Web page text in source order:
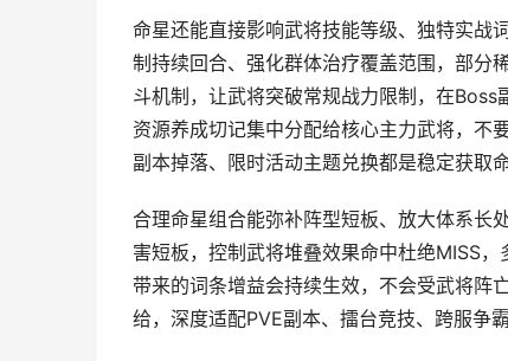
命星还能直接影响武将技能等级、独特实战
制持续回合、强化群体治疗覆盖范围，部分
斗机制，让武将突破常规战力限制，在Boss
资源养成切记集中分配给核心主力武将，不
副本掉落、限时活动主题兑换都是稳定获取
合理命星组合能弥补阵型短板、放大体系长
害短板，控制武将堆叠效果命中杜绝MISS
带来的词条增益会持续生效，不会受武将阵
给，深度适配PVE副本、擂台竞技、跨服争